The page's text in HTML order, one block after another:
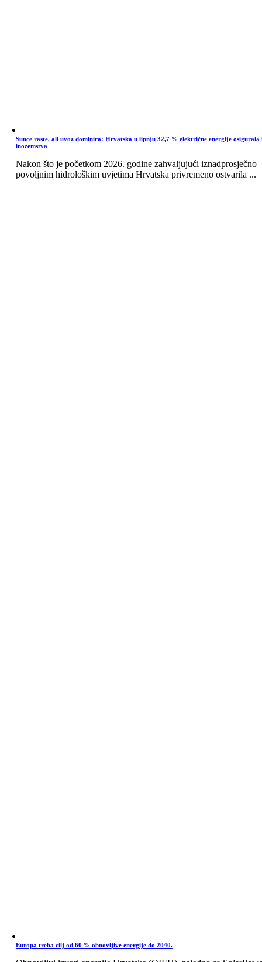
Sunce raste, ali uvoz dominira: Hrvatska u lipnju 32,7 % električne energije osigurala
inozemstva
Nakon što je početkom 2026. godine zahvaljujući iznadprosječno
povoljnim hidrološkim uvjetima Hrvatska privremeno ostvarila ...
Europa treba cilj od 60 % obnovljive energije do 2040.